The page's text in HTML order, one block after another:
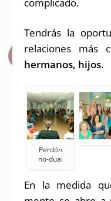
complicado.
Tendrás la
relaciones más
hermanos, hijos.
Perdón
no-dual
En la medida